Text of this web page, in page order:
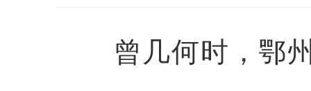
曾几何时，鄂州